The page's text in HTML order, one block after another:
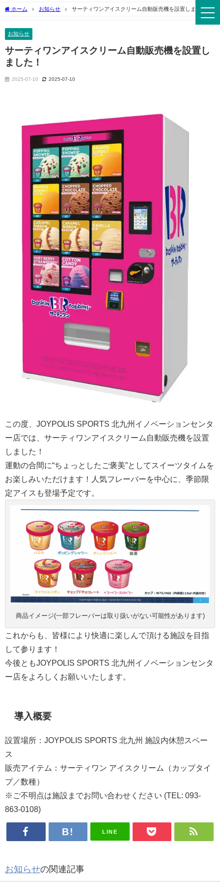
ホーム お知らせ サーティワンアイスクリーム自動販売機を設置しました！
お知らせ
サーティワンアイスクリーム自動販売機を設置し
ました！
2025-07-10 2025-07-10
この度、JOYPOLIS SPORTS 北九州イノベーションセンタ
ー店では、サーティワンアイスクリーム自動販売機を設置
しました！
運動の合間に“ちょっとしたご褒美”としてスイーツタイムを
お楽しみいただけます！人気フレーバーを中心に、季節限
定アイスも登場予定です。
商品イメージ(一部フレーバーは取り扱いがない可能性があります)
これからも、皆様により快適に楽しんで頂ける施設を目指
して参ります！
今後ともJOYPOLIS SPORTS 北九州イノベーションセンタ
ー店をよろしくお願いいたします。
導入概要
設置場所：JOYPOLIS SPORTS 北九州 施設内休憩スペー
ス
販売アイテム：サーティワン アイスクリーム（カップタイ
プ／数種）
※ご不明点は施設までお問い合わせください (TEL: 093-
863-0108)
LINE
お知らせの関連記事